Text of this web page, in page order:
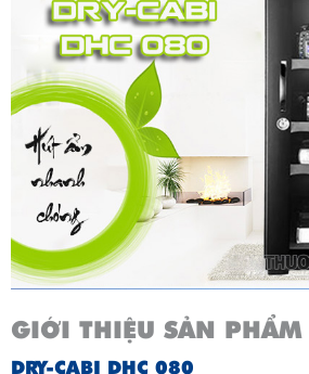
GIỚI THIỆU SẢN PHẨM
DRY-CABI DHC 080